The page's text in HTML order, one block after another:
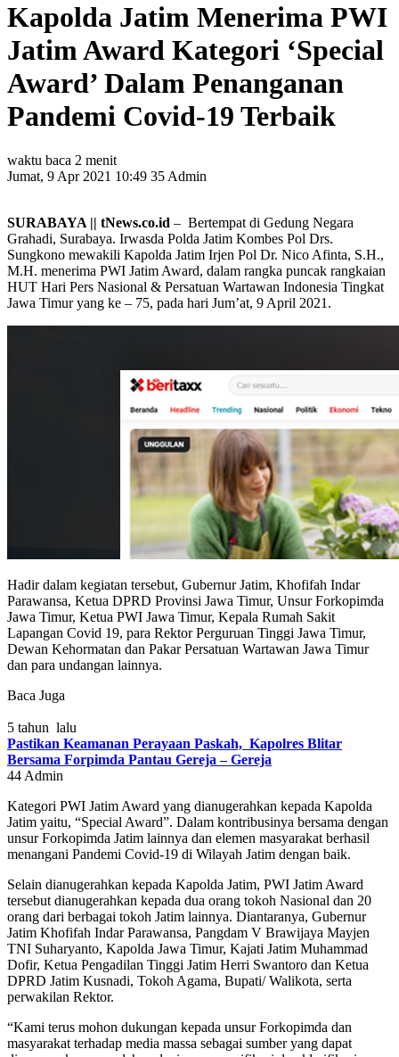
Kapolda Jatim Menerima PWI
Jatim Award Kategori ‘Special
Award’ Dalam Penanganan
Pandemi Covid-19 Terbaik
waktu baca 2 menit
Jumat, 9 Apr 2021 10:49 35 Admin
SURABAYA || tNews.co.id – Bertempat di Gedung Negara
Grahadi, Surabaya. Irwasda Polda Jatim Kombes Pol Drs.
Sungkono mewakili Kapolda Jatim Irjen Pol Dr. Nico Afinta, S.H.,
M.H. menerima PWI Jatim Award, dalam rangka puncak rangkaian
HUT Hari Pers Nasional & Persatuan Wartawan Indonesia Tingkat
Jawa Timur yang ke – 75, pada hari Jum’at, 9 April 2021.
Hadir dalam kegiatan tersebut, Gubernur Jatim, Khofifah Indar
Parawansa, Ketua DPRD Provinsi Jawa Timur, Unsur Forkopimda
Jawa Timur, Ketua PWI Jawa Timur, Kepala Rumah Sakit
Lapangan Covid 19, para Rektor Perguruan Tinggi Jawa Timur,
Dewan Kehormatan dan Pakar Persatuan Wartawan Jawa Timur
dan para undangan lainnya.
Baca Juga
5 tahun lalu
Pastikan Keamanan Perayaan Paskah, Kapolres Blitar
Bersama Forpimda Pantau Gereja – Gereja
44 Admin
Kategori PWI Jatim Award yang dianugerahkan kepada Kapolda
Jatim yaitu, “Special Award”. Dalam kontribusinya bersama dengan
unsur Forkopimda Jatim lainnya dan elemen masyarakat berhasil
menangani Pandemi Covid-19 di Wilayah Jatim dengan baik.
Selain dianugerahkan kepada Kapolda Jatim, PWI Jatim Award
tersebut dianugerahkan kepada dua orang tokoh Nasional dan 20
orang dari berbagai tokoh Jatim lainnya. Diantaranya, Gubernur
Jatim Khofifah Indar Parawansa, Pangdam V Brawijaya Mayjen
TNI Suharyanto, Kapolda Jawa Timur, Kajati Jatim Muhammad
Dofir, Ketua Pengadilan Tinggi Jatim Herri Swantoro dan Ketua
DPRD Jatim Kusnadi, Tokoh Agama, Bupati/ Walikota, serta
perwakilan Rektor.
“Kami terus mohon dukungan kepada unsur Forkopimda dan
masyarakat terhadap media massa sebagai sumber yang dapat